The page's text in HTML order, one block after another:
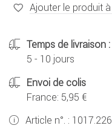
Ajouter le produit
Temps de livraison :
5 - 10 jours
Envoi de colis
France: 5,95 €
Article n°. : 1017.226